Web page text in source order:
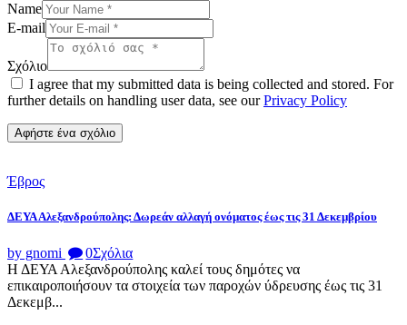
Name
E-mail
Σχόλιο
I agree that my submitted data is being collected and stored. For
further details on handling user data, see ourPrivacy Policy
Έβρος
ΔΕΥΑ Αλεξανδρούπολης: Δωρεάν αλλαγή ονόματος έως τις 31 Δεκεμβρίου
by gnomi 0Σχόλια
Η ΔΕΥΑ Αλεξανδρούπολης καλεί τους δημότες να
επικαιροποιήσουν τα στοιχεία των παροχών ύδρευσης έως τις 31
Δεκεμβ...